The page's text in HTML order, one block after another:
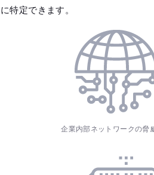
に特定できます。
企業内部ネットワークの脅